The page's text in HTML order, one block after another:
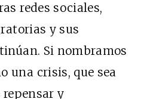
redes sociales,
y sus
Si nombramos
una crisis, que sea
y